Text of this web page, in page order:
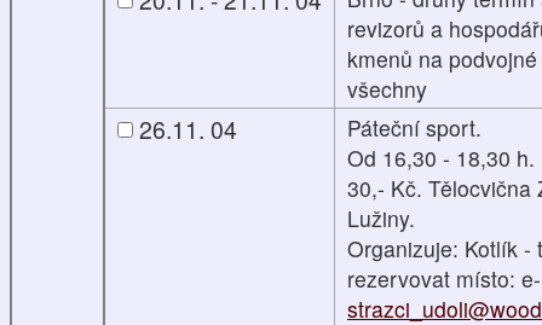
revizorů a
kmenů na
všechny
26.11. 04
Páteční sport.
Od 16,30 - 18,30
30,- Kč. Tělocvična
Lužiny.
Organizuje: Kotlík -
rezervovat místo: